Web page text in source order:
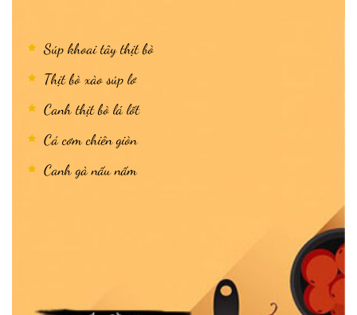
Súp khoai tây thịt bò
Thịt bò xào súp lơ
Canh thịt bò lá lốt
Cá cơm chiên giòn
Canh gà nấu nấm